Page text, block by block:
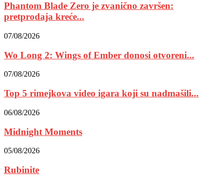
Phantom Blade Zero je zvanično završen:
pretprodaja kreće...
07/08/2026
Wo Long 2: Wings of Ember donosi otvoreni...
07/08/2026
Top 5 rimejkova video igara koji su nadmašili...
06/08/2026
Midnight Moments
05/08/2026
Rubinite